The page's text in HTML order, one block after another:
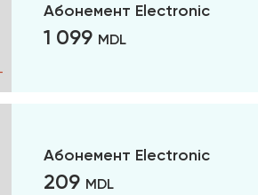
Абонемент Electronic
1 099 MDL
Абонемент Electronic
209 MDL